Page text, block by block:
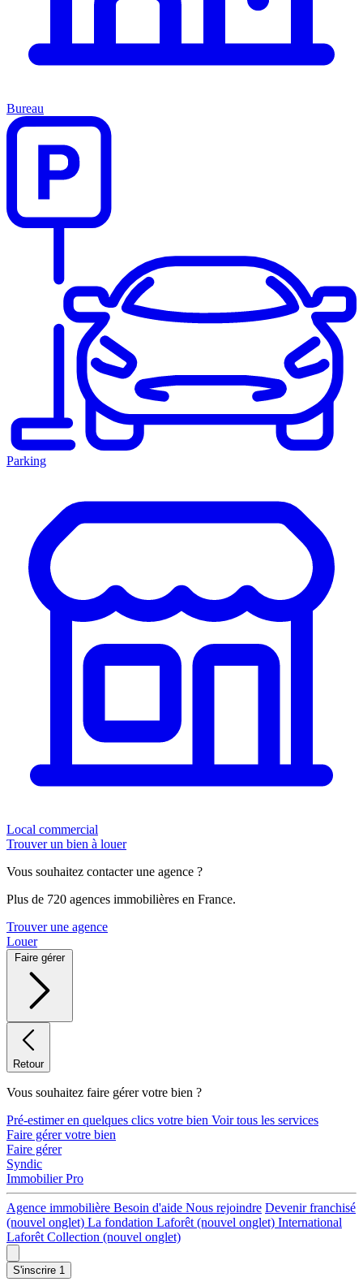
Bureau
Parking
Local commercial
Trouver un bien à louer
Vous souhaitez contacter une agence ?
Plus de 720 agences immobilières en France.
Trouver une agence
Louer
Faire gérer
Retour
Vous souhaitez faire gérer votre bien ?
Pré-estimer en quelques clics votre bien Voir tous les services
Faire gérer votre bien
Faire gérer
Syndic
Immobilier Pro
Agence immobilière Besoin d'aide Nous rejoindre Devenir franchisé
(nouvel onglet) La fondation Laforêt (nouvel onglet) International
Laforêt Collection (nouvel onglet)
S'inscrire 1